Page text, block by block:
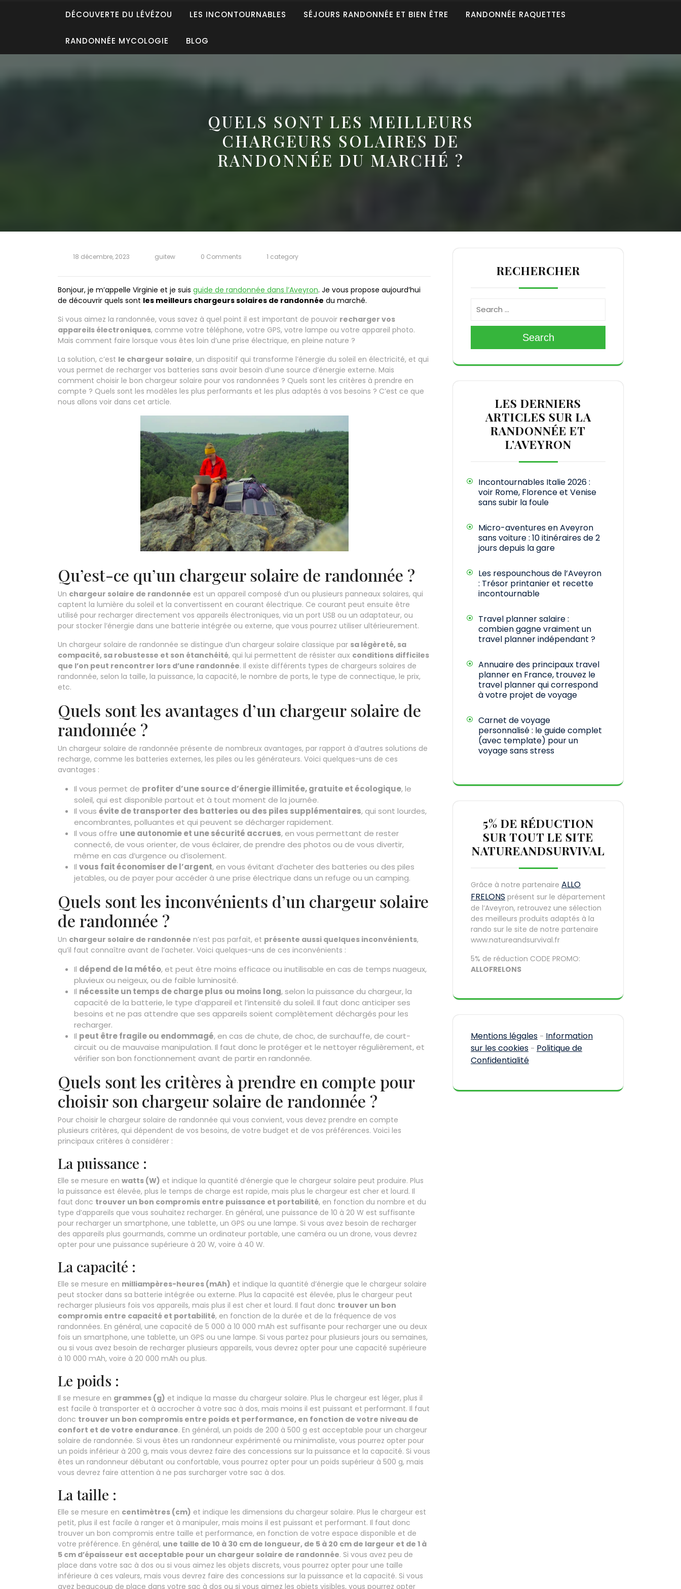
DÉCOUVERTE DU LÉVÉZOU LES INCONTOURNABLES SÉJOURS RANDONNÉE ET BIEN ÊTRE RANDONNÉE RAQUETTES
RANDONNÉE MYCOLOGIE BLOG
QUELS SONT LES MEILLEURS
CHARGEURS SOLAIRES DE
RANDONNÉE DU MARCHÉ ?
18 décembre, 2023 guitew 0 Comments 1 category
Bonjour, je m’appelle Virginie et je suis guide de randonnée dans l’Aveyron. Je vous propose aujourd’hui
de découvrir quels sont les meilleurs chargeurs solaires de randonnée du marché.
Si vous aimez la randonnée, vous savez à quel point il est important de pouvoir recharger vos
appareils électroniques, comme votre téléphone, votre GPS, votre lampe ou votre appareil photo.
Mais comment faire lorsque vous êtes loin d’une prise électrique, en pleine nature ?
La solution, c’est le chargeur solaire, un dispositif qui transforme l’énergie du soleil en électricité, et qui
vous permet de recharger vos batteries sans avoir besoin d’une source d’énergie externe. Mais
comment choisir le bon chargeur solaire pour vos randonnées ? Quels sont les critères à prendre en
compte ? Quels sont les modèles les plus performants et les plus adaptés à vos besoins ? C’est ce que
nous allons voir dans cet article.
Qu’est-ce qu’un chargeur solaire de randonnée ?
Un chargeur solaire de randonnée est un appareil composé d’un ou plusieurs panneaux solaires, qui
captent la lumière du soleil et la convertissent en courant électrique. Ce courant peut ensuite être
utilisé pour recharger directement vos appareils électroniques, via un port USB ou un adaptateur, ou
pour stocker l’énergie dans une batterie intégrée ou externe, que vous pourrez utiliser ultérieurement.
Un chargeur solaire de randonnée se distingue d’un chargeur solaire classique par sa légèreté, sa
compacité, sa robustesse et son étanchéité, qui lui permettent de résister aux conditions difficiles
que l’on peut rencontrer lors d’une randonnée. Il existe différents types de chargeurs solaires de
randonnée, selon la taille, la puissance, la capacité, le nombre de ports, le type de connectique, le prix,
etc.
Quels sont les avantages d’un chargeur solaire de
randonnée ?
Un chargeur solaire de randonnée présente de nombreux avantages, par rapport à d’autres solutions de
recharge, comme les batteries externes, les piles ou les générateurs. Voici quelques-uns de ces
avantages :
Il vous permet de profiter d’une source d’énergie illimitée, gratuite et écologique, le
soleil, qui est disponible partout et à tout moment de la journée.
Il vous évite de transporter des batteries ou des piles supplémentaires, qui sont lourdes,
encombrantes, polluantes et qui peuvent se décharger rapidement.
Il vous offre une autonomie et une sécurité accrues, en vous permettant de rester
connecté, de vous orienter, de vous éclairer, de prendre des photos ou de vous divertir,
même en cas d’urgence ou d’isolement.
Il vous fait économiser de l’argent, en vous évitant d’acheter des batteries ou des piles
jetables, ou de payer pour accéder à une prise électrique dans un refuge ou un camping.
Quels sont les inconvénients d’un chargeur solaire
de randonnée ?
Un chargeur solaire de randonnée n’est pas parfait, et présente aussi quelques inconvénients,
qu’il faut connaître avant de l’acheter. Voici quelques-uns de ces inconvénients :
Il dépend de la météo, et peut être moins efficace ou inutilisable en cas de temps nuageux,
pluvieux ou neigeux, ou de faible luminosité.
Il nécessite un temps de charge plus ou moins long, selon la puissance du chargeur, la
capacité de la batterie, le type d’appareil et l’intensité du soleil. Il faut donc anticiper ses
besoins et ne pas attendre que ses appareils soient complètement déchargés pour les
recharger.
Il peut être fragile ou endommagé, en cas de chute, de choc, de surchauffe, de court-
circuit ou de mauvaise manipulation. Il faut donc le protéger et le nettoyer régulièrement, et
vérifier son bon fonctionnement avant de partir en randonnée.
Quels sont les critères à prendre en compte pour
choisir son chargeur solaire de randonnée ?
Pour choisir le chargeur solaire de randonnée qui vous convient, vous devez prendre en compte
plusieurs critères, qui dépendent de vos besoins, de votre budget et de vos préférences. Voici les
principaux critères à considérer :
La puissance :
Elle se mesure en watts (W) et indique la quantité d’énergie que le chargeur solaire peut produire. Plus
la puissance est élevée, plus le temps de charge est rapide, mais plus le chargeur est cher et lourd. Il
faut donc trouver un bon compromis entre puissance et portabilité, en fonction du nombre et du
type d’appareils que vous souhaitez recharger. En général, une puissance de 10 à 20 W est suffisante
pour recharger un smartphone, une tablette, un GPS ou une lampe. Si vous avez besoin de recharger
des appareils plus gourmands, comme un ordinateur portable, une caméra ou un drone, vous devrez
opter pour une puissance supérieure à 20 W, voire à 40 W.
La capacité :
Elle se mesure en milliampères-heures (mAh) et indique la quantité d’énergie que le chargeur solaire
peut stocker dans sa batterie intégrée ou externe. Plus la capacité est élevée, plus le chargeur peut
recharger plusieurs fois vos appareils, mais plus il est cher et lourd. Il faut donc trouver un bon
compromis entre capacité et portabilité, en fonction de la durée et de la fréquence de vos
randonnées. En général, une capacité de 5 000 à 10 000 mAh est suffisante pour recharger une ou deux
fois un smartphone, une tablette, un GPS ou une lampe. Si vous partez pour plusieurs jours ou semaines,
ou si vous avez besoin de recharger plusieurs appareils, vous devrez opter pour une capacité supérieure
à 10 000 mAh, voire à 20 000 mAh ou plus.
Le poids :
Il se mesure en grammes (g) et indique la masse du chargeur solaire. Plus le chargeur est léger, plus il
est facile à transporter et à accrocher à votre sac à dos, mais moins il est puissant et performant. Il faut
donc trouver un bon compromis entre poids et performance, en fonction de votre niveau de
confort et de votre endurance. En général, un poids de 200 à 500 g est acceptable pour un chargeur
solaire de randonnée. Si vous êtes un randonneur expérimenté ou minimaliste, vous pourrez opter pour
un poids inférieur à 200 g, mais vous devrez faire des concessions sur la puissance et la capacité. Si vous
êtes un randonneur débutant ou confortable, vous pourrez opter pour un poids supérieur à 500 g, mais
vous devrez faire attention à ne pas surcharger votre sac à dos.
La taille :
Elle se mesure en centimètres (cm) et indique les dimensions du chargeur solaire. Plus le chargeur est
petit, plus il est facile à ranger et à manipuler, mais moins il est puissant et performant. Il faut donc
trouver un bon compromis entre taille et performance, en fonction de votre espace disponible et de
votre préférence. En général, une taille de 10 à 30 cm de longueur, de 5 à 20 cm de largeur et de 1 à
5 cm d’épaisseur est acceptable pour un chargeur solaire de randonnée. Si vous avez peu de
place dans votre sac à dos ou si vous aimez les objets discrets, vous pourrez opter pour une taille
inférieure à ces valeurs, mais vous devrez faire des concessions sur la puissance et la capacité. Si vous
avez beaucoup de place dans votre sac à dos ou si vous aimez les objets visibles, vous pourrez opter
RECHERCHER
Search
LES DERNIERS
ARTICLES SUR LA
RANDONNÉE ET
L’AVEYRON
Incontournables Italie 2026 :
voir Rome, Florence et Venise
sans subir la foule
Micro-aventures en Aveyron
sans voiture : 10 itinéraires de 2
jours depuis la gare
Les respounchous de l’Aveyron
: Trésor printanier et recette
incontournable
Travel planner salaire :
combien gagne vraiment un
travel planner indépendant ?
Annuaire des principaux travel
planner en France, trouvez le
travel planner qui correspond
à votre projet de voyage
Carnet de voyage
personnalisé : le guide complet
(avec template) pour un
voyage sans stress
5% DE RÉDUCTION
SUR TOUT LE SITE
NATUREANDSURVIVAL
Grâce à notre partenaire ALLO
FRELONS présent sur le département
de l’Aveyron, retrouvez une sélection
des meilleurs produits adaptés à la
rando sur le site de notre partenaire
www.natureandsurvival.fr
5% de réduction CODE PROMO:
ALLOFRELONS
Mentions légales - Information
sur les cookies - Politique de
Confidentialité